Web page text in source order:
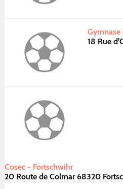
Gymnase
18 Rue
Cosec - Fortschwihr
20 Route de Colmar 68320